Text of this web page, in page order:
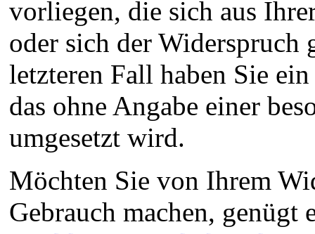
vorliegen, die sich aus
oder sich der
letzteren Fall haben Sie
das ohne Angabe einer
umgesetzt wird.
Möchten Sie von Ihrem
Gebrauch machen, genügt